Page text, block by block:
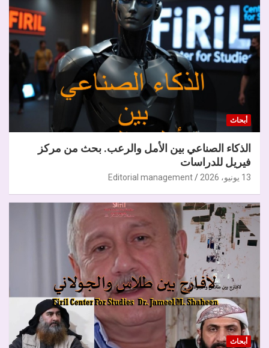
أبحاث
الذكاء الصناعي بين الأمل والرعب. بحث من مركز
فيريل للدراسات
13 يونيو، 2026 Editorial management
أبحاث